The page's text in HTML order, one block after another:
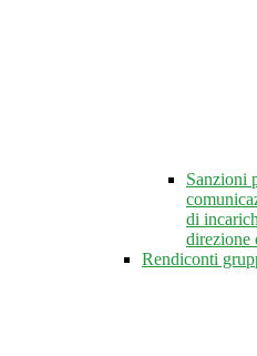
Sanzioni
di
direzione
Rendiconti